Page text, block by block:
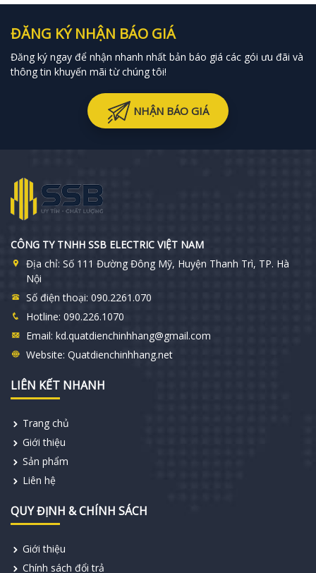
ĐĂNG KÝ NHẬN BÁO GIÁ
Đăng ký ngay để nhận nhanh nhất bản báo giá các gói ưu đãi và
thông tin khuyến mãi từ chúng tôi!
NHẬN BÁO GIÁ
CÔNG TY TNHH SSB ELECTRIC VIỆT NAM
Địa chỉ: Số 111 Đường Đông Mỹ, Huyện Thanh Trì, TP. Hà
Nội
Số điện thoại: 090.2261.070
Hotline: 090.226.1070
Email: kd.quatdienchinhhang@gmail.com
Website: Quatdienchinhhang.net
LIÊN KẾT NHANH
Trang chủ
Giới thiệu
Sản phẩm
Liên hệ
QUY ĐỊNH & CHÍNH SÁCH
Giới thiệu
Chính sách đổi trả